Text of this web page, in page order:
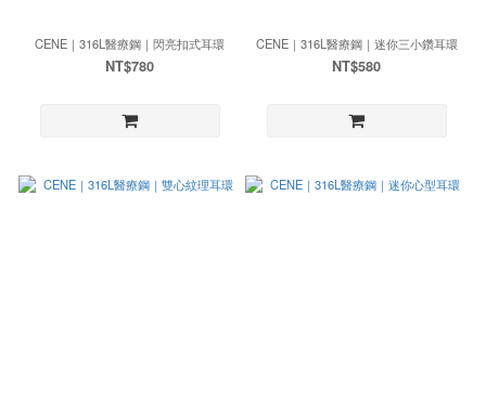
CENE｜316L醫療鋼｜閃亮扣式耳環
NT$780
CENE｜316L醫療鋼｜迷你三小鑽耳環
NT$580